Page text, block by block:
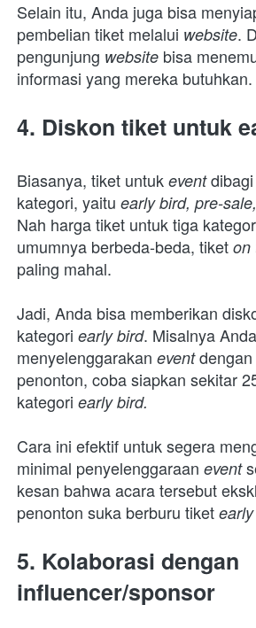
Selain itu, Anda juga bisa
pembelian tiket melalui website.
pengunjung website bisa
informasi yang mereka butuhkan.
4. Diskon tiket untuk
Biasanya, tiket untuk event
kategori, yaitu early bird, pre-sale,
Nah harga tiket untuk tiga
umumnya berbeda-beda, tiket on
paling mahal.
Jadi, Anda bisa memberikan
kategori early bird. Misalnya Anda
menyelenggarakan event
penonton, coba siapkan sekitar
kategori early bird.
Cara ini efektif untuk segera
minimal penyelenggaraan event
kesan bahwa acara tersebut
penonton suka berburu tiket
5. Kolaborasi dengan
influencer/sponsor